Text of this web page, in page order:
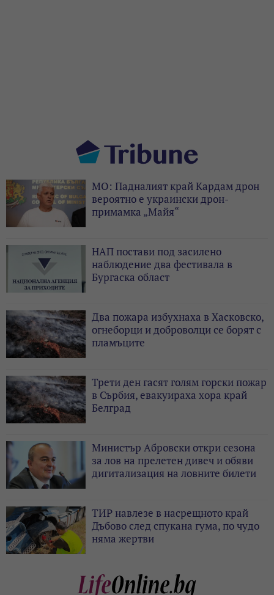
МО: Падналият край Кардам дрон
вероятно е украински дрон-
примамка „Майя“
НАП постави под засилено
наблюдение два фестивала в
Бургаска област
Два пожара избухнаха в Хасковско,
огнеборци и доброволци се борят с
пламъците
Трети ден гасят голям горски пожар
в Сърбия, евакуираха хора край
Белград
Министър Абровски откри сезона
за лов на прелетен дивеч и обяви
дигитализация на ловните билети
ТИР навлезе в насрещното край
Дъбово след спукана гума, по чудо
няма жертви